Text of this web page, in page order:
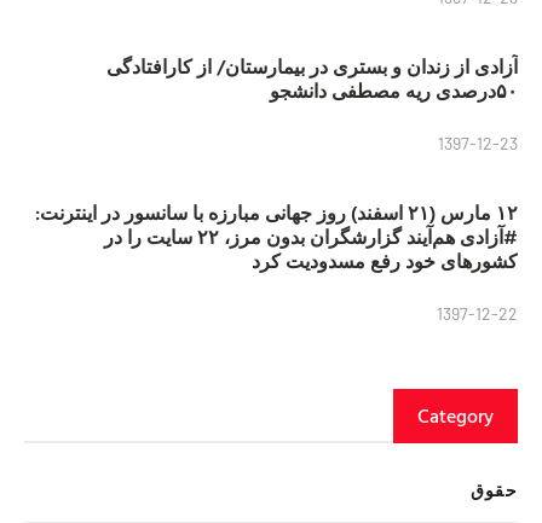
آزادی از زندان و بستری در بیمارستان/ از کارافتادگی
۵۰درصدی ریه مصطفی دانشجو
1397-12-23
۱۲ مارس (۲۱ اسفند) روز جهانی مبارزه با سانسور در اینترنت:
#آزادی هم‌آیند گزارشگران‌ بدون مرز، ۲۲ سایت را در
کشورهای خود رفع مسدودیت کرد
1397-12-22
Category
حقوق